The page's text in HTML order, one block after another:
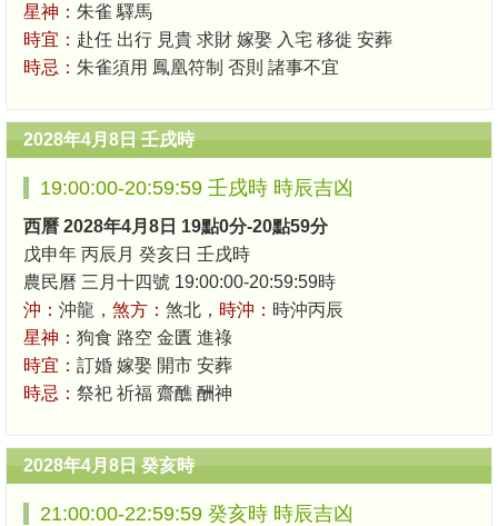
星神： 朱雀 驛馬
時宜： 赴任 出行 見貴 求財 嫁娶 入宅 移徙 安葬
時忌： 朱雀須用 鳳凰符制 否則 諸事不宜
2028年4月8日 壬戌時
19:00:00-20:59:59 壬戌時 時辰吉凶
西曆 2028年4月8日 19點0分-20點59分
戊申年 丙辰月 癸亥日 壬戌時
農民曆 三月十四號 19:00:00-20:59:59時
沖： 沖龍， 煞方： 煞北， 時沖： 時沖丙辰
星神： 狗食 路空 金匱 進祿
時宜： 訂婚 嫁娶 開市 安葬
時忌： 祭祀 祈福 齋醮 酬神
2028年4月8日 癸亥時
21:00:00-22:59:59 癸亥時 時辰吉凶